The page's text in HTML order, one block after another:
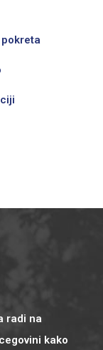
radi na
kako